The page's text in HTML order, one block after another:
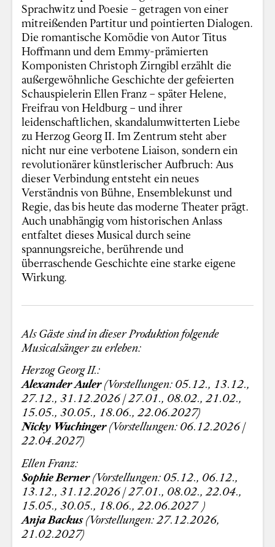
Sprachwitz und Poesie – getragen von einer
mitreißenden Partitur und pointierten Dialogen.
Die romantische Komödie von Autor Titus
Hoffmann und dem Emmy-prämierten
Komponisten Christoph Zirngibl erzählt die
außergewöhnliche Geschichte der gefeierten
Schauspielerin Ellen Franz – später Helene,
Freifrau von Heldburg – und ihrer
leidenschaftlichen, skandalumwitterten Liebe
zu Herzog Georg II. Im Zentrum steht aber
nicht nur eine verbotene Liaison, sondern ein
revolutionärer künstlerischer Aufbruch: Aus
dieser Verbindung entsteht ein neues
Verständnis von Bühne, Ensemblekunst und
Regie, das bis heute das moderne Theater prägt.
Auch unabhängig vom historischen Anlass
entfaltet dieses Musical durch seine
spannungsreiche, berührende und
überraschende Geschichte eine starke eigene
Wirkung.
Als Gäste sind in dieser Produktion folgende
Musicalsänger zu erleben:
Herzog Georg II.:
Alexander Auler(Vorstellungen: 05.12., 13.12.,
27.12., 31.12.2026 |27.01., 08.02., 21.02.,
15.05., 30.05., 18.06., 22.06.2027)
Nicky Wuchinger(Vorstellungen: 06.12.2026 |
22.04.2027)
Ellen Franz:
Sophie Berner(Vorstellungen: 05.12., 06.12.,
13.12., 31.12.2026 | 27.01., 08.02., 22.04.,
15.05., 30.05., 18.06., 22.06.2027 )
Anja Backus(Vorstellungen: 27.12.2026,
21.02.2027)